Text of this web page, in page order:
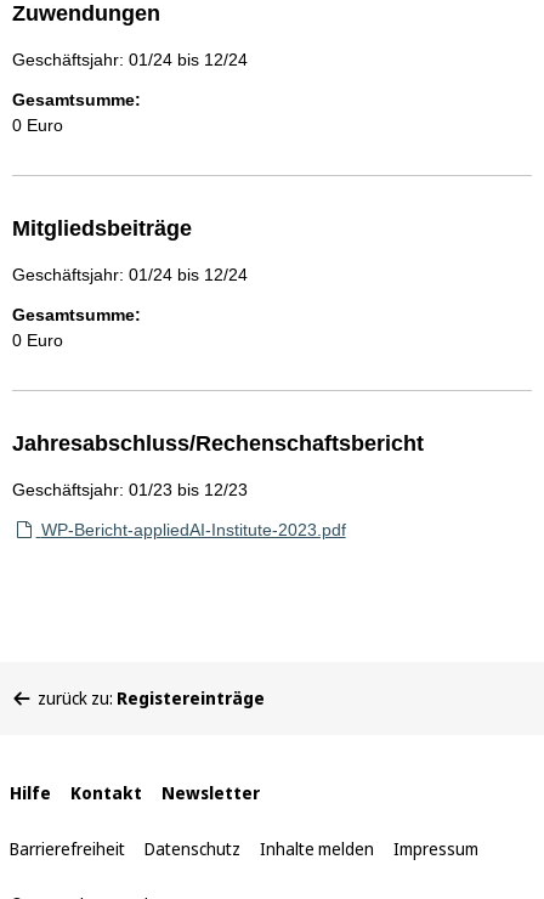
Zuwendungen
Geschäftsjahr: 01/24 bis 12/24
Gesamtsumme:
0 Euro
Mitgliedsbeiträge
Geschäftsjahr: 01/24 bis 12/24
Gesamtsumme:
0 Euro
Jahresabschluss/Rechenschaftsbericht
Geschäftsjahr: 01/23 bis 12/23
WP-Bericht-appliedAI-Institute-2023.pdf
befinden
zurück zu: Registereinträge
Interne
Links
Hilfe Kontakt Newsletter
Barrierefreiheit Datenschutz Inhalte melden Impressum